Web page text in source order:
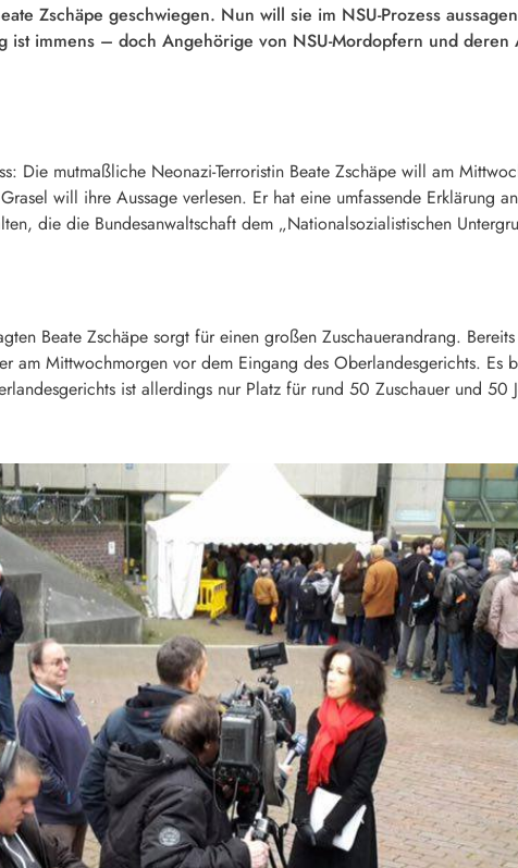
Zschäpe geschwiegen. Nun will sie im NSU-Prozess
ist immens – doch Angehörige von NSU-Mordopfern und deren
Die mutmaßliche Neonazi-Terroristin Beate Zschäpe will am
will ihre Aussage verlesen. Er hat eine umfassende Erklärung
die die Bundesanwaltschaft dem „Nationalsozialistischen
Beate Zschäpe sorgt für einen großen Zuschauerandrang.
am Mittwochmorgen vor dem Eingang des Oberlandesgerichts. Es
ist allerdings nur Platz für rund 50 Zuschauer und 50